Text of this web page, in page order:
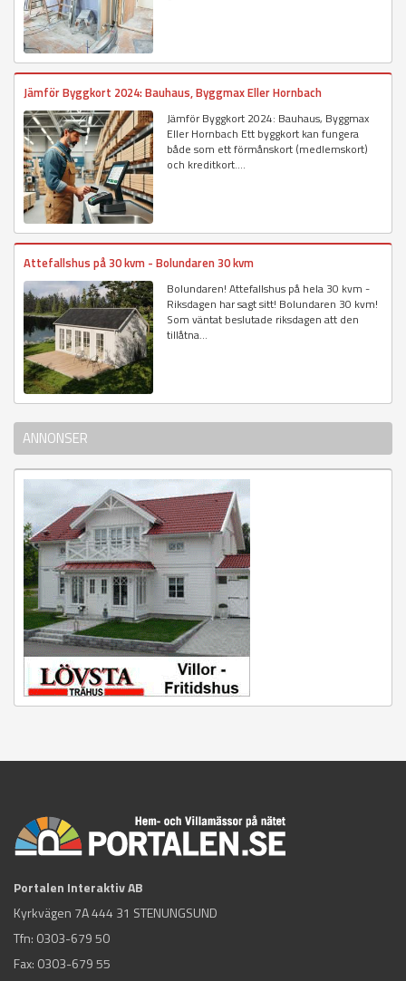
Jämför Byggkort 2024: Bauhaus, Byggmax Eller Hornbach
Jämför Byggkort 2024: Bauhaus, Byggmax
Eller Hornbach Ett byggkort kan fungera
både som ett förmånskort (medlemskort)
och kreditkort....
Attefallshus på 30 kvm - Bolundaren 30 kvm
Bolundaren! Attefallshus på hela 30 kvm -
Riksdagen har sagt sitt! Bolundaren 30 kvm!
Som väntat beslutade riksdagen att den
tillåtna...
ANNONSER
Portalen Interaktiv AB
Kyrkvägen 7A 444 31 STENUNGSUND
Tfn: 0303-679 50
Fax: 0303-679 55